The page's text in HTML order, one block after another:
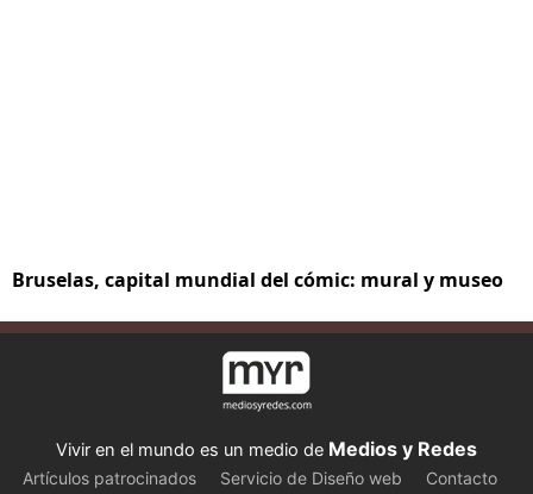
Bruselas, capital mundial del cómic: mural y museo
Vivir en el mundo es un medio de Medios y Redes
Artículos patrocinados Servicio de Diseño web
Contacto